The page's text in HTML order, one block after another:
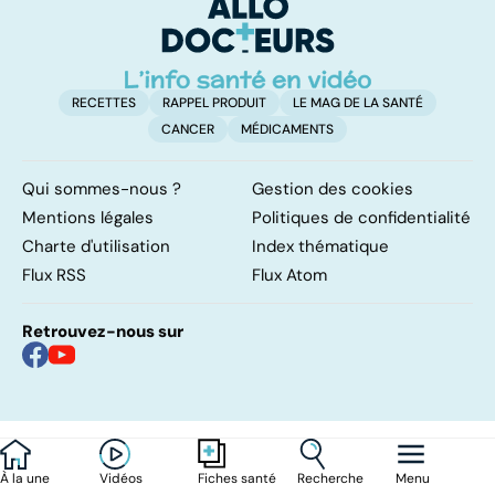
À la une Vidéos Fiches santé Recherche Menu
RECETTES RAPPEL PRODUIT
LE MAG DE LA SANTÉ
CANCER
MÉDICAMENTS
Qui sommes-nous ?
Gestion des cookies
Mentions légales
Politiques de confidentialité
Charte d'utilisation
Index thématique
Flux RSS
Flux Atom
Retrouvez-nous sur